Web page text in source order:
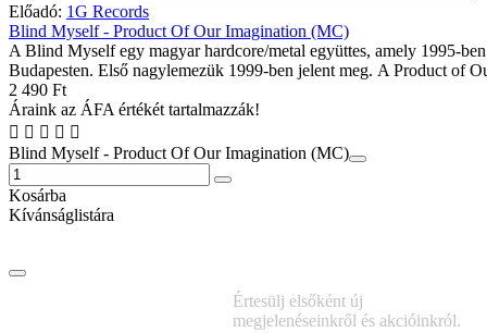
Előadó: 1G Records
Blind Myself - Product Of Our Imagination (MC)
A Blind Myself egy magyar hardcore/metal együttes, amely 1995-
Budapesten. Első nagylemezük 1999-ben jelent meg. A Product of
2 490 Ft
Áraink az ÁFA értékét tartalmazzák!
Blind Myself - Product Of Our Imagination (MC)
Kosárba
Kívánságlistára
Értesülj elsőként új
megjelenéseinkről és akcióinkról.